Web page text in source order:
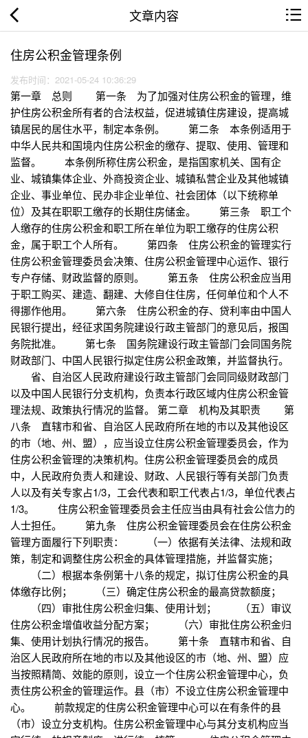
文章内容
住房公积金管理条例
发布时间：2021-05-24 10:36:29
第一章 总则 第一条 为了加强对住房公积金的管理，维
护住房公积金所有者的合法权益，促进城镇住房建设，提高城
镇居民的居住水平，制定本条例。 第二条 本条例适用于
中华人民共和国境内住房公积金的缴存、提取、使用、管理和
监督。 本条例所称住房公积金，是指国家机关、国有企
业、城镇集体企业、外商投资企业、城镇私营企业及其他城镇
企业、事业单位、民办非企业单位、社会团体（以下统称单
位）及其在职职工缴存的长期住房储金。 第三条 职工个
人缴存的住房公积金和职工所在单位为职工缴存的住房公积
金，属于职工个人所有。 第四条 住房公积金的管理实行
住房公积金管理委员会决策、住房公积金管理中心运作、银行
专户存储、财政监督的原则。 第五条 住房公积金应当用
于职工购买、建造、翻建、大修自住住房，任何单位和个人不
得挪作他用。 第六条 住房公积金的存、贷利率由中国人
民银行提出，经征求国务院建设行政主管部门的意见后，报国
务院批准。 第七条 国务院建设行政主管部门会同国务院
财政部门、中国人民银行拟定住房公积金政策，并监督执行。
省、自治区人民政府建设行政主管部门会同同级财政部门
以及中国人民银行分支机构，负责本行政区域内住房公积金管
理法规、政策执行情况的监督。 第二章 机构及其职责 第
八条 直辖市和省、自治区人民政府所在地的市以及其他设区
的市（地、州、盟），应当设立住房公积金管理委员会，作为
住房公积金管理的决策机构。住房公积金管理委员会的成员
中，人民政府负责人和建设、财政、人民银行等有关部门负责
人以及有关专家占1/3，工会代表和职工代表占1/3，单位代表占
1/3。 住房公积金管理委员会主任应当由具有社会公信力的
人士担任。 第九条 住房公积金管理委员会在住房公积金
管理方面履行下列职责： （一）依据有关法律、法规和政
策，制定和调整住房公积金的具体管理措施，并监督实施；
（二）根据本条例第十八条的规定，拟订住房公积金的具
体缴存比例； （三）确定住房公积金的最高贷款额度；
（四）审批住房公积金归集、使用计划； （五）审议
住房公积金增值收益分配方案； （六）审批住房公积金归
集、使用计划执行情况的报告。 第十条 直辖市和省、自
治区人民政府所在地的市以及其他设区的市（地、州、盟）应
当按照精简、效能的原则，设立一个住房公积金管理中心，负
责住房公积金的管理运作。县（市）不设立住房公积金管理中
心。 前款规定的住房公积金管理中心可以在有条件的县
（市）设立分支机构。住房公积金管理中心与其分支机构应当